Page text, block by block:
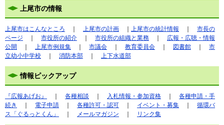
上尾市の情報
上尾市はこんなところ 上尾市の計画 上尾市の統計情報
市長の
ページ
市役所の紹介 市役所の組織と業務
広報・広聴・情報
公開
上尾市例規集 市議会 教育委員会 図書館
市
立幼小中学校
消防本部 上下水道部
情報ピックアップ
『広報あげお』 各種相談 入札情報・参加資格
各種申請・手
続き
電子申請 各種許可・認可 イベント・募集
循環バ
ス「ぐるっとくん」
メールマガジン リンク集